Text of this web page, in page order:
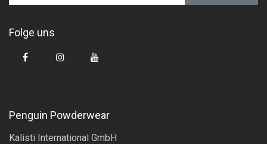
Folge uns
Penguin Powderwear
Kalisti International GmbH